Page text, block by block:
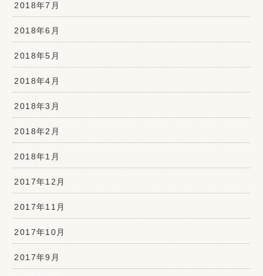
2018年7月
2018年6月
2018年5月
2018年4月
2018年3月
2018年2月
2018年1月
2017年12月
2017年11月
2017年10月
2017年9月